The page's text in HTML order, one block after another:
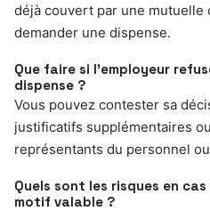
déjà couvert par une mutuelle
demander une dispense.
Que faire si l’employeur
dispense ?
Vous pouvez contester sa
justificatifs supplémentaires
représentants du personnel
Quels sont les risques en
motif valable ?